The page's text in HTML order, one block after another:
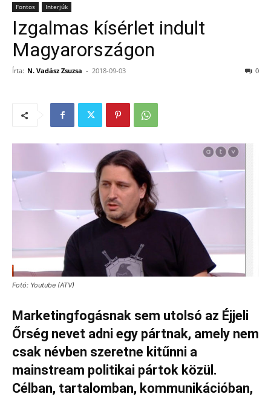
Fontos Interjúk
Izgalmas kísérlet indult
Magyarországon
Írta: N. Vadász Zsuzsa - 2018-09-03 0
Fotó: Youtube (ATV)
Marketingfogásnak sem utolsó az Éjjeli
Őrség nevet adni egy pártnak, amely nem
csak névben szeretne kitűnni a
mainstream politikai pártok közül.
Célban, tartalomban, kommunikációban,